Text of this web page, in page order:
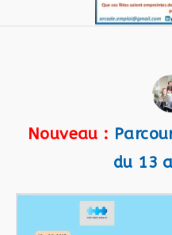
Nouveau :
du 13